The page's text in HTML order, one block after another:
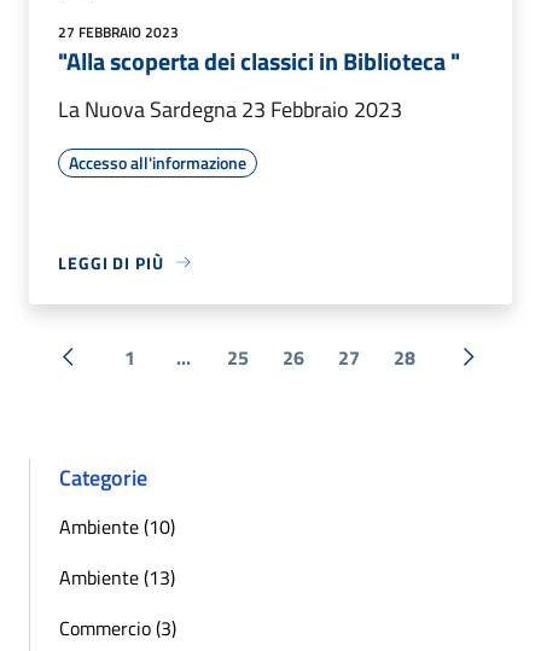
27 FEBBRAIO 2023
"Alla scoperta dei classici in Biblioteca "
La Nuova Sardegna 23 Febbraio 2023
Accesso all'informazione
LEGGI DI PIÙ
« Precedente
1 ... 25 26 27 28
Categorie
Ambiente (10)
Ambiente (13)
Commercio (3)